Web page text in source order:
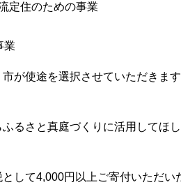
定住のための事業
業
が使途を選択させていただきます
るさと真庭づくりに活用してほし
して4,000円以上ご寄付いただい